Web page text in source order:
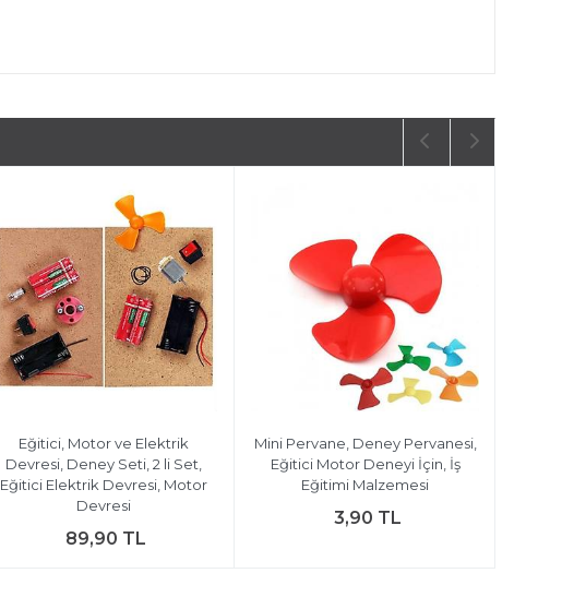
Eğitici, Motor ve Elektrik
Devresi, Deney Seti, 2 li Set,
Eğitici Elektrik Devresi, Motor
Devresi
89,90 TL
Mini Pervane, Deney Pervanesi,
Eğitici Motor Deneyi İçin, İş
Eğitimi Malzemesi
3,90 TL